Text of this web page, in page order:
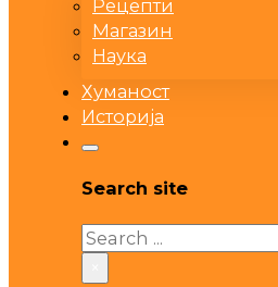
Рецепти
Магазин
Наука
Хуманост
Историја
Search site
Search